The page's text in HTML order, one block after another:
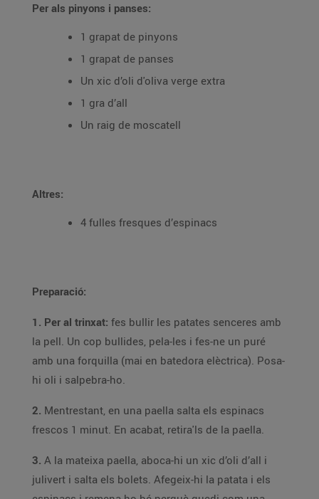
Per als pinyons i panses:
1 grapat de pinyons
1 grapat de panses
Un xic d’oli d'oliva verge extra
1 gra d’all
Un raig de moscatell
Altres:
4 fulles fresques d’espinacs
Preparació:
1. Per al trinxat: fes bullir les patates senceres amb
la pell. Un cop bullides, pela-les i fes-ne un puré
amb una forquilla (mai en batedora elèctrica). Posa-
hi oli i salpebra-ho.
2. Mentrestant, en una paella salta els espinacs
frescos 1 minut. En acabat, retira'ls de la paella.
3. A la mateixa paella, aboca-hi un xic d’oli d’all i
julivert i salta els bolets. Afegeix-hi la patata i els